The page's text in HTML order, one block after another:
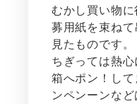
むかし買い物
募用紙を束ね
見たものです
ちぎっては熱
箱へポン！し
ンペンーンな